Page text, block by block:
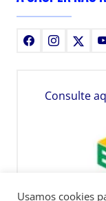
FacebookInstagram
Consulte
Usamos cookies